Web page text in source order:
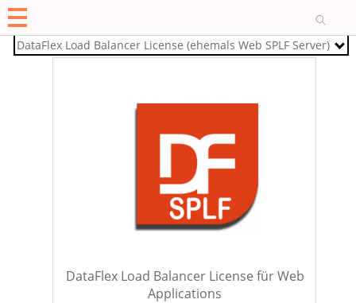
O
DataFlex Load Balancer License für Web
Applications
DataFlex Load Balancer License (ehemals Web SPLF Server)